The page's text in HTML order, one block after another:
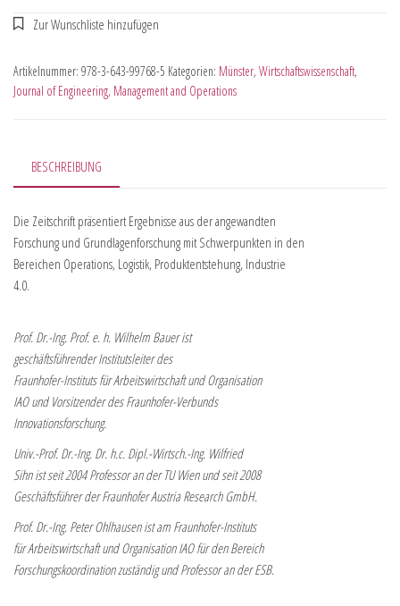
Artikelnummer: 978-3-643-99768-5 Kategorien: Münster, Wirtschaftswissenschaft,
Journal of Engineering, Management and Operations
BESCHREIBUNG
Die Zeitschrift präsentiert Ergebnisse aus der angewandten
Forschung und Grundlagenforschung mit Schwerpunkten in den
Bereichen Operations, Logistik, Produktentstehung, Industrie
4.0.
Prof. Dr.-Ing. Prof. e. h. Wilhelm Bauer ist
geschäftsführender Institutsleiter des
Fraunhofer-Instituts für Arbeitswirtschaft und Organisation
IAO und Vorsitzender des Fraunhofer-Verbunds
Innovationsforschung.
Univ.-Prof. Dr.-Ing. Dr. h.c. Dipl.-Wirtsch.-Ing. Wilfried
Sihn ist seit 2004 Professor an der TU Wien und seit 2008
Geschäftsführer der Fraunhofer Austria Research GmbH.
Prof. Dr.-Ing. Peter Ohlhausen ist am Fraunhofer-Instituts
für Arbeitswirtschaft und Organisation IAO für den Bereich
Forschungskoordination zuständig und Professor an der ESB.